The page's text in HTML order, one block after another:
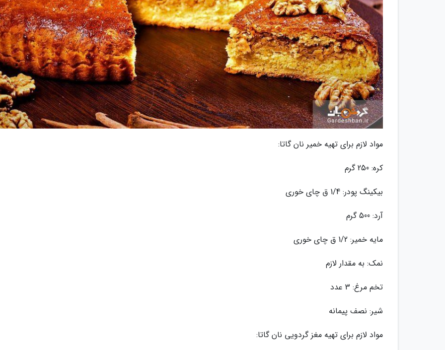
مواد لازم برای تهیه خمیر نان گاتا:
کره: 250 گرم
بیکینگ پودر: 1/4 ق چای خوری
آرد: 500 گرم
مایه خمیر: 1/2 ق چای خوری
نمک: به مقدار لازم
تخم مرغ: 3 عدد
شیر: نصف پیمانه
مواد لازم برای تهیه مغز گردویی نان گاتا: